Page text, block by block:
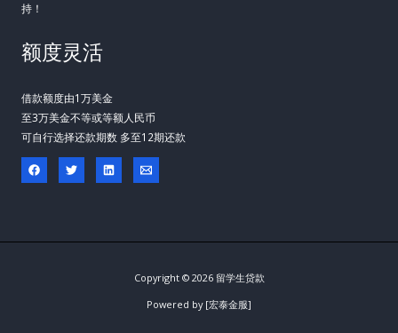
持！
额度灵活
借款额度由1万美金
至3万美金不等或等额人民币
可自行选择还款期数 多至12期还款
Copyright © 2026 留学生贷款
Powered by [宏泰金服]